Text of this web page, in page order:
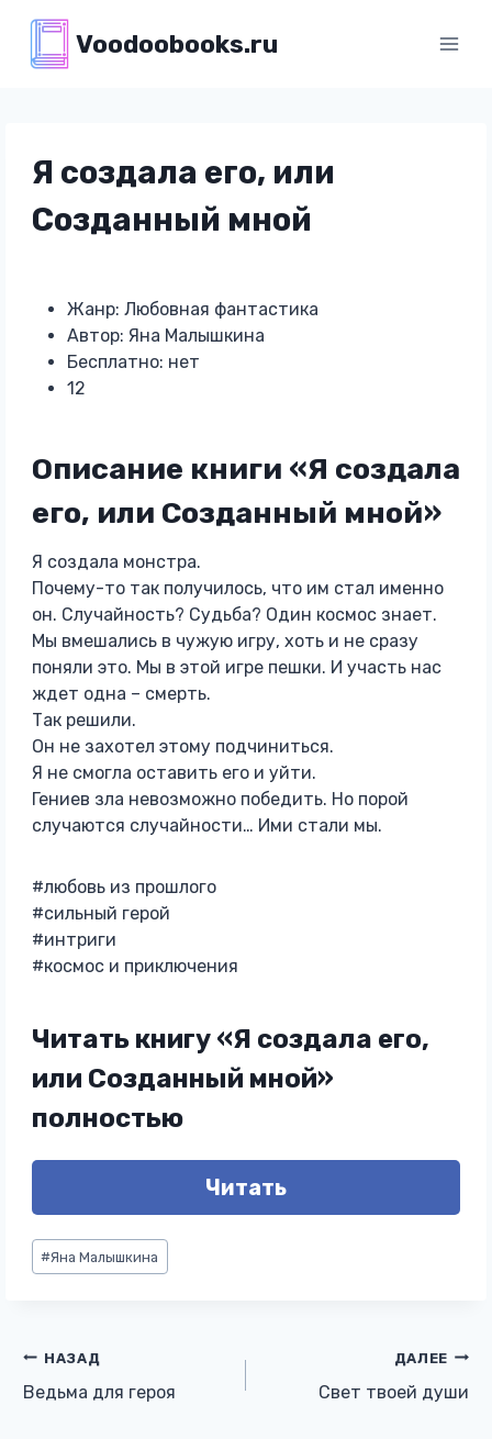
содержимому
Voodoobooks.ru
Я создала его, или
Созданный мной
Жанр: Любовная фантастика
Автор: Яна Малышкина
Бесплатно: нет
12
Описание книги «Я создала
его, или Созданный мной»
Я создала монстра.
Почему-то так получилось, что им стал именно
он. Случайность? Судьба? Один космос знает.
Мы вмешались в чужую игру, хоть и не сразу
поняли это. Мы в этой игре пешки. И участь нас
ждет одна – смерть.
Так решили.
Он не захотел этому подчиниться.
Я не смогла оставить его и уйти.
Гениев зла невозможно победить. Но порой
случаются случайности… Ими стали мы.
#любовь из прошлого
#сильный герой
#интриги
#космос и приключения
Читать книгу «Я создала его,
или Созданный мной»
полностью
Читать
Метки
записи:
#Яна Малышкина
Навигация
по
НАЗАД
Ведьма для героя
ДАЛЕЕ
Свет твоей души